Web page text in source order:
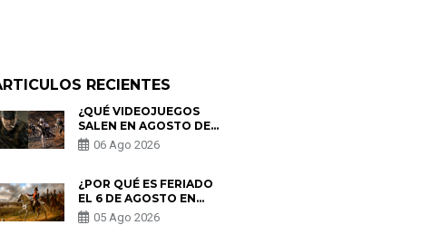
RECIENTES
¿QUÉ VIDEOJUEGOS
SALEN EN AGOSTO DE
2026? ESTOS SON LOS
ESTRENOS MÁS
06 Ago 2026
¿POR QUÉ ES FERIADO
EL 6 DE AGOSTO EN
PERÚ? ESTA ES LA
HISTORIA
05 Ago 2026